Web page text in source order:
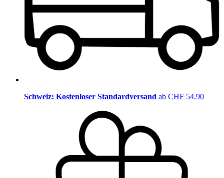
Schweiz: Kostenloser Standardversand ab CHF 54.90